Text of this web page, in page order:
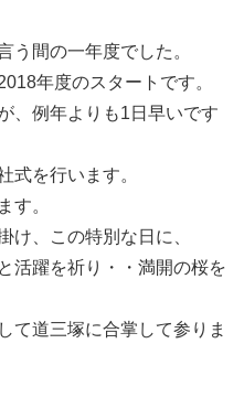
う間の一年度でした。
年度のスタートです。
、例年よりも1日早いです
式を行います。
す。
け、この特別な日に、
活躍を祈り・・満開の桜を
て道三塚に合掌して参りま